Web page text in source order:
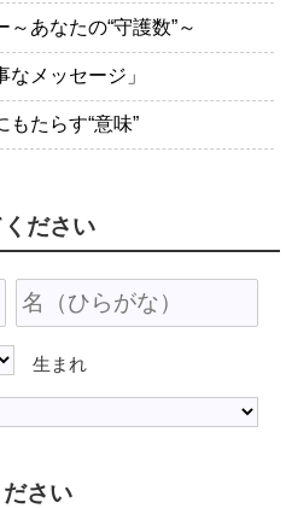
あなたの“守護数”～
メッセージ」
たらす“意味”
ださい
生まれ
さい